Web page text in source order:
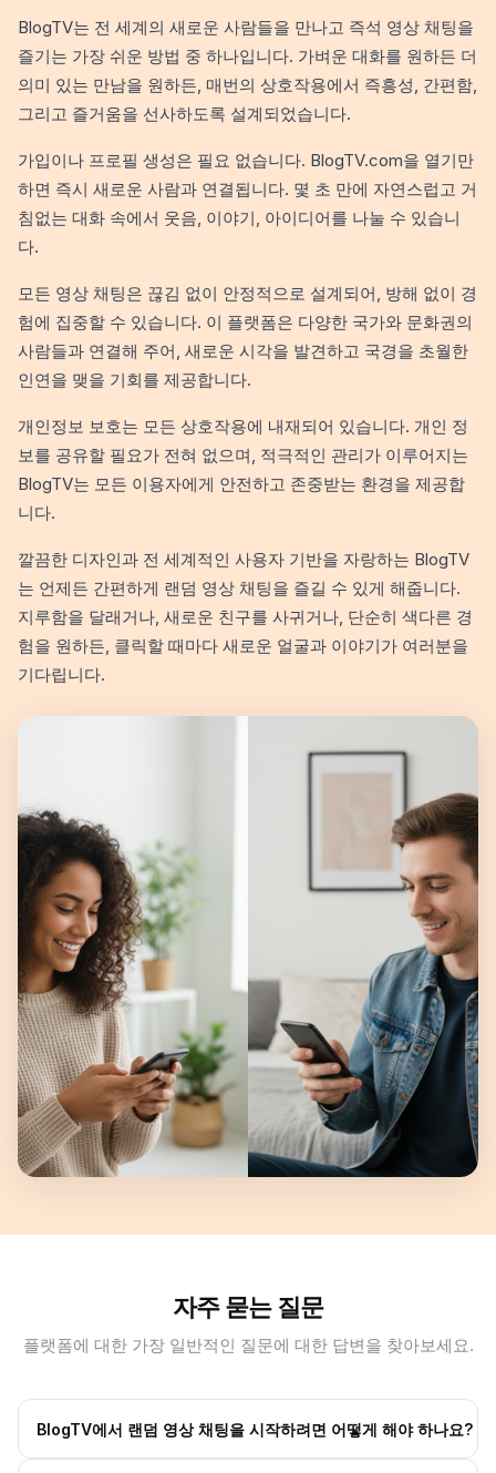
BlogTV는 전 세계의 새로운 사람들을 만나고 즉석 영상 채팅을
즐기는 가장 쉬운 방법 중 하나입니다. 가벼운 대화를 원하든 더
의미 있는 만남을 원하든, 매번의 상호작용에서 즉흥성, 간편함,
그리고 즐거움을 선사하도록 설계되었습니다.
가입이나 프로필 생성은 필요 없습니다. BlogTV.com을 열기만
하면 즉시 새로운 사람과 연결됩니다. 몇 초 만에 자연스럽고 거
침없는 대화 속에서 웃음, 이야기, 아이디어를 나눌 수 있습니
다.
모든 영상 채팅은 끊김 없이 안정적으로 설계되어, 방해 없이 경
험에 집중할 수 있습니다. 이 플랫폼은 다양한 국가와 문화권의
사람들과 연결해 주어, 새로운 시각을 발견하고 국경을 초월한
인연을 맺을 기회를 제공합니다.
개인정보 보호는 모든 상호작용에 내재되어 있습니다. 개인 정
보를 공유할 필요가 전혀 없으며, 적극적인 관리가 이루어지는
BlogTV는 모든 이용자에게 안전하고 존중받는 환경을 제공합
니다.
깔끔한 디자인과 전 세계적인 사용자 기반을 자랑하는 BlogTV
는 언제든 간편하게 랜덤 영상 채팅을 즐길 수 있게 해줍니다.
지루함을 달래거나, 새로운 친구를 사귀거나, 단순히 색다른 경
험을 원하든, 클릭할 때마다 새로운 얼굴과 이야기가 여러분을
기다립니다.
자주 묻는 질문
플랫폼에 대한 가장 일반적인 질문에 대한 답변을 찾아보세요.
BlogTV에서 랜덤 영상 채팅을 시작하려면 어떻게 해야 하나요?